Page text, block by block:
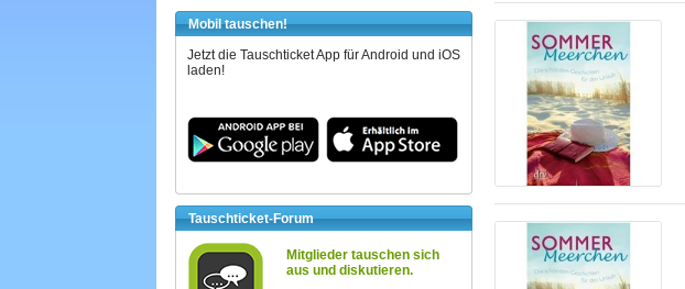
Mobil tauschen!
Jetzt die Tauschticket App für Android und iOS
laden!
Tauschticket-Forum
Mitglieder tauschen sich
aus und diskutieren.